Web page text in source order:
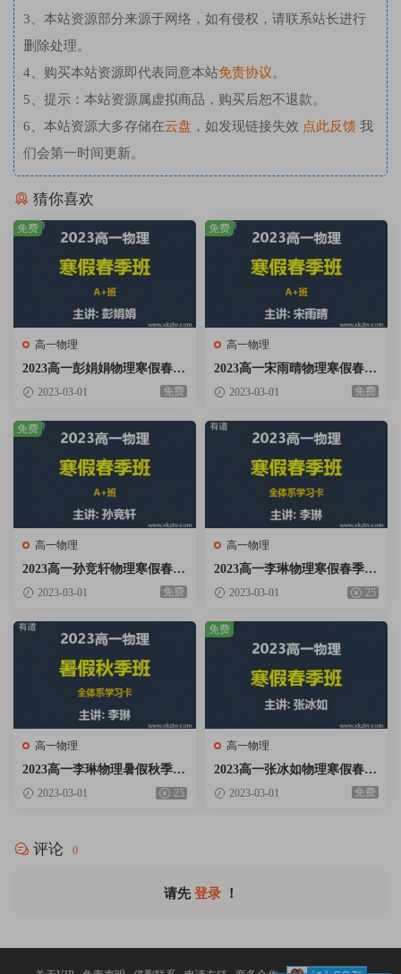
3、本站资源部分来源于网络，如有侵权，请联系站长进行
删除处理。
4、购买本站资源即代表同意本站免责协议。
5、提示：本站资源属虚拟商品，购买后恕不退款。
6、本站资源大多存储在云盘 ，如发现链接失效 点此反馈 我
们会第一时间更新。
猜你喜欢
高一物理
2023高一彭娟娟物理寒假春季
A+班网课视频资料百度云网
2023-03-01 免费
免费
高一物理
2023高一宋雨晴物理寒假春季
A+班网课视频资料百度云网
2023-03-01 免费
免费
高一物理
2023高一孙竞轩物理寒假春季
A+班网课视频资料百度云网
2023-03-01 免费
免费
高一物理
2023高一李琳物理寒假春季班
全体系学习卡网课视频资料百
2023-03-01 25
高一物理
2023高一李琳物理暑假秋季班
全体系学习卡网课视频资料百
2023-03-01 25
高一物理
2023高一张冰如物理寒假春季
班网课视频资料百度云网盘下
2023-03-01 免费
免费
评论 0
请先 登录！